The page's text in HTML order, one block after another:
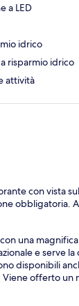
a LED
idrico
risparmio idrico
attività
con vista
obbligatoria.
una
e serve la
disponibili
offerto un